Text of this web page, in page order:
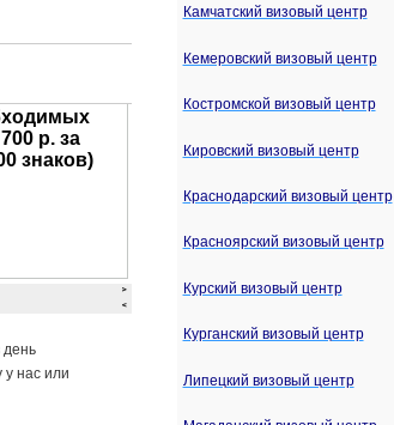
день
нас или
Камчатский визовый центр
Кемеровский визовый центр
Костромской визовый центр
Кировский визовый центр
Краснодарский визовый центр
Красноярский визовый центр
Курский визовый центр
Курганский визовый центр
Липецкий визовый центр